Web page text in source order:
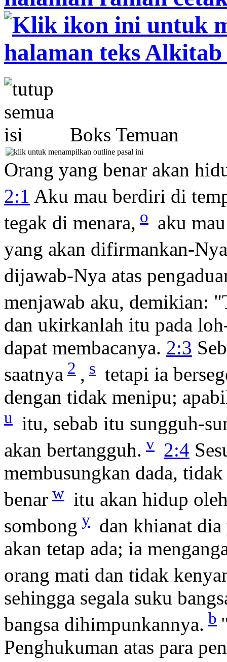
Boks Temuan
Orang yang benar akan
2:1 Aku mau berdiri di
tegak di menara, o aku
yang akan difirmankan-Nya
dijawab-Nya atas
menjawab aku, demikian:
dan ukirkanlah itu pada
dapat membacanya. 2:3
saatnya 2 , s tetapi ia
dengan tidak menipu;
u
itu, sebab itu sungguh-
akan bertangguh. v 2:4
membusungkan dada,
benar w itu akan hidup
sombong y dan khianat
akan tetap ada; ia
orang mati dan tidak
sehingga segala suku
bangsa dihimpunkannya. b
Penghukuman atas para